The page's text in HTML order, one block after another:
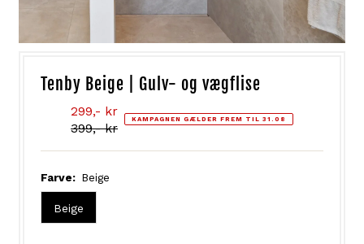
Tenby Beige | Gulv- og vægflise
Tilbudsprisen
299,- kr
Normal
399,- kr
KAMPAGNEN GÆLDER FREM TIL 31.08
Farve: Beige
Beige